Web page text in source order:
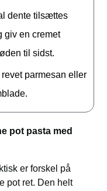
dente tilsættes
giv en cremet
til sidst.
parmesan eller
pot pasta med
er forskel på
pot ret. Den helt